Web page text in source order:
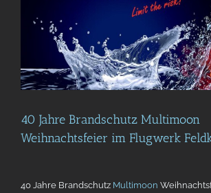
40 Jahre Brandschutz Multimoon
Weihnachtsfeier im Flugwerk
40 Jahre Brandschutz Multimoon